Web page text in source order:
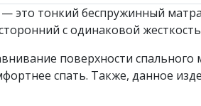
— это тонкий беспружинный
с одинаковой
поверхности спального
спать. Также, данное